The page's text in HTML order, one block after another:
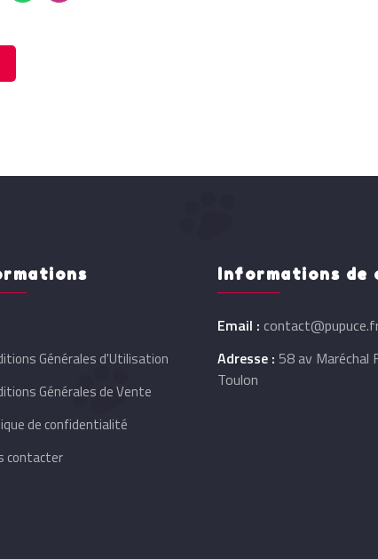
Générales d'Utilisation
Générales de Vente
de confidentialité
contacter
Informations de
Email :
Adresse : 58 av Maréchal
Toulon